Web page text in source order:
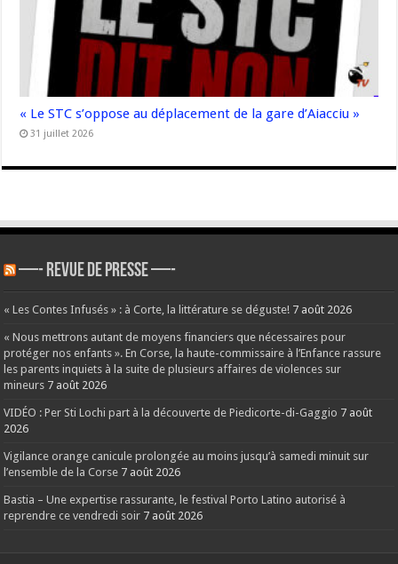
« Le STC s’oppose au déplacement de la gare d’Aiacciu »
31 juillet 2026
—- REVUE DE PRESSE —-
« Les Contes Infusés » : à Corte, la littérature se déguste! 7 août 2026
« Nous mettrons autant de moyens financiers que nécessaires pour
protéger nos enfants ». En Corse, la haute-commissaire à l’Enfance rassure
les parents inquiets à la suite de plusieurs affaires de violences sur
mineurs 7 août 2026
VIDÉO : Per Sti Lochi part à la découverte de Piedicorte-di-Gaggio 7 août
2026
Vigilance orange canicule prolongée au moins jusqu’à samedi minuit sur
l’ensemble de la Corse 7 août 2026
Bastia – Une expertise rassurante, le festival Porto Latino autorisé à
reprendre ce vendredi soir 7 août 2026